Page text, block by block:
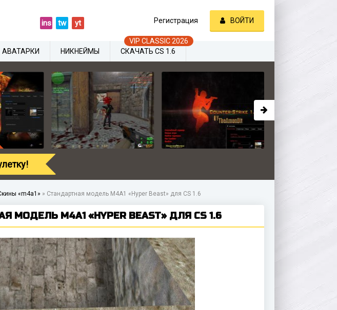
«m4a1» » Стандартная модель M4A1 «Hyper Beast» для CS 1.6
МОДЕЛЬ M4A1 «HYPER BEAST» ДЛЯ CS 1.6
ins tw yt Регистрация ВОЙТИ
АВАТАРКИ НИКНЕЙМЫ СКАЧАТЬ CS 1.6